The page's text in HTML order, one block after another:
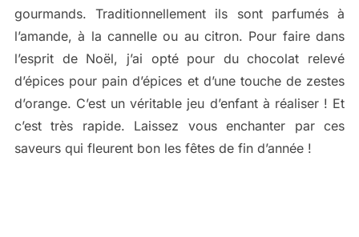
gourmands. Traditionnellement ils sont parfumés à
l’amande, à la cannelle ou au citron. Pour faire dans
l’esprit de Noël, j’ai opté pour du chocolat relevé
d’épices pour pain d’épices et d’une touche de zestes
d’orange. C’est un véritable jeu d’enfant à réaliser ! Et
c’est très rapide. Laissez vous enchanter par ces
saveurs qui fleurent bon les fêtes de fin d’année !